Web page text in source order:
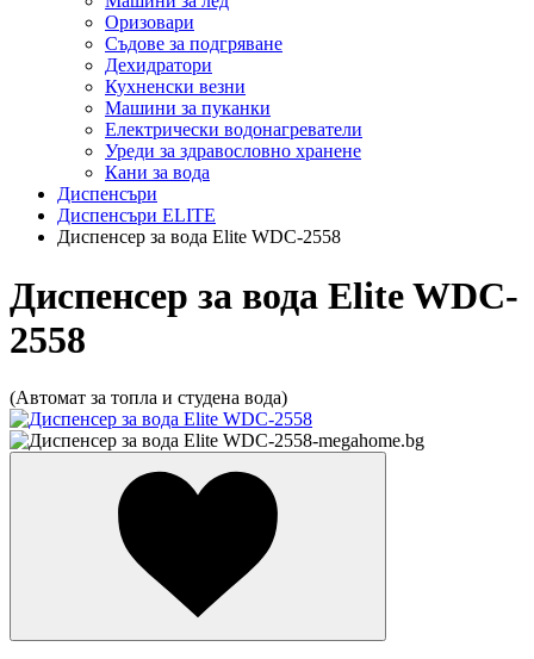
Оризовари
Съдове за подгряване
Дехидратори
Кухненски везни
Машини за пуканки
Електрически водонагреватели
Уреди за здравословно хранене
Кани за вода
Диспенсъри
Диспенсъри ELITE
Диспенсер за вода Elite WDC-2558
Диспенсер за вода Elite WDC-
2558
(Автомат за топла и студена вода)